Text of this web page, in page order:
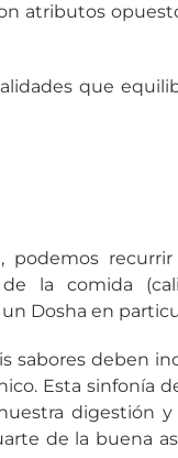
atributos
que
podemos
la comida
Dosha en
sabores deben
Esta sinfonía
digestión y
de la buena